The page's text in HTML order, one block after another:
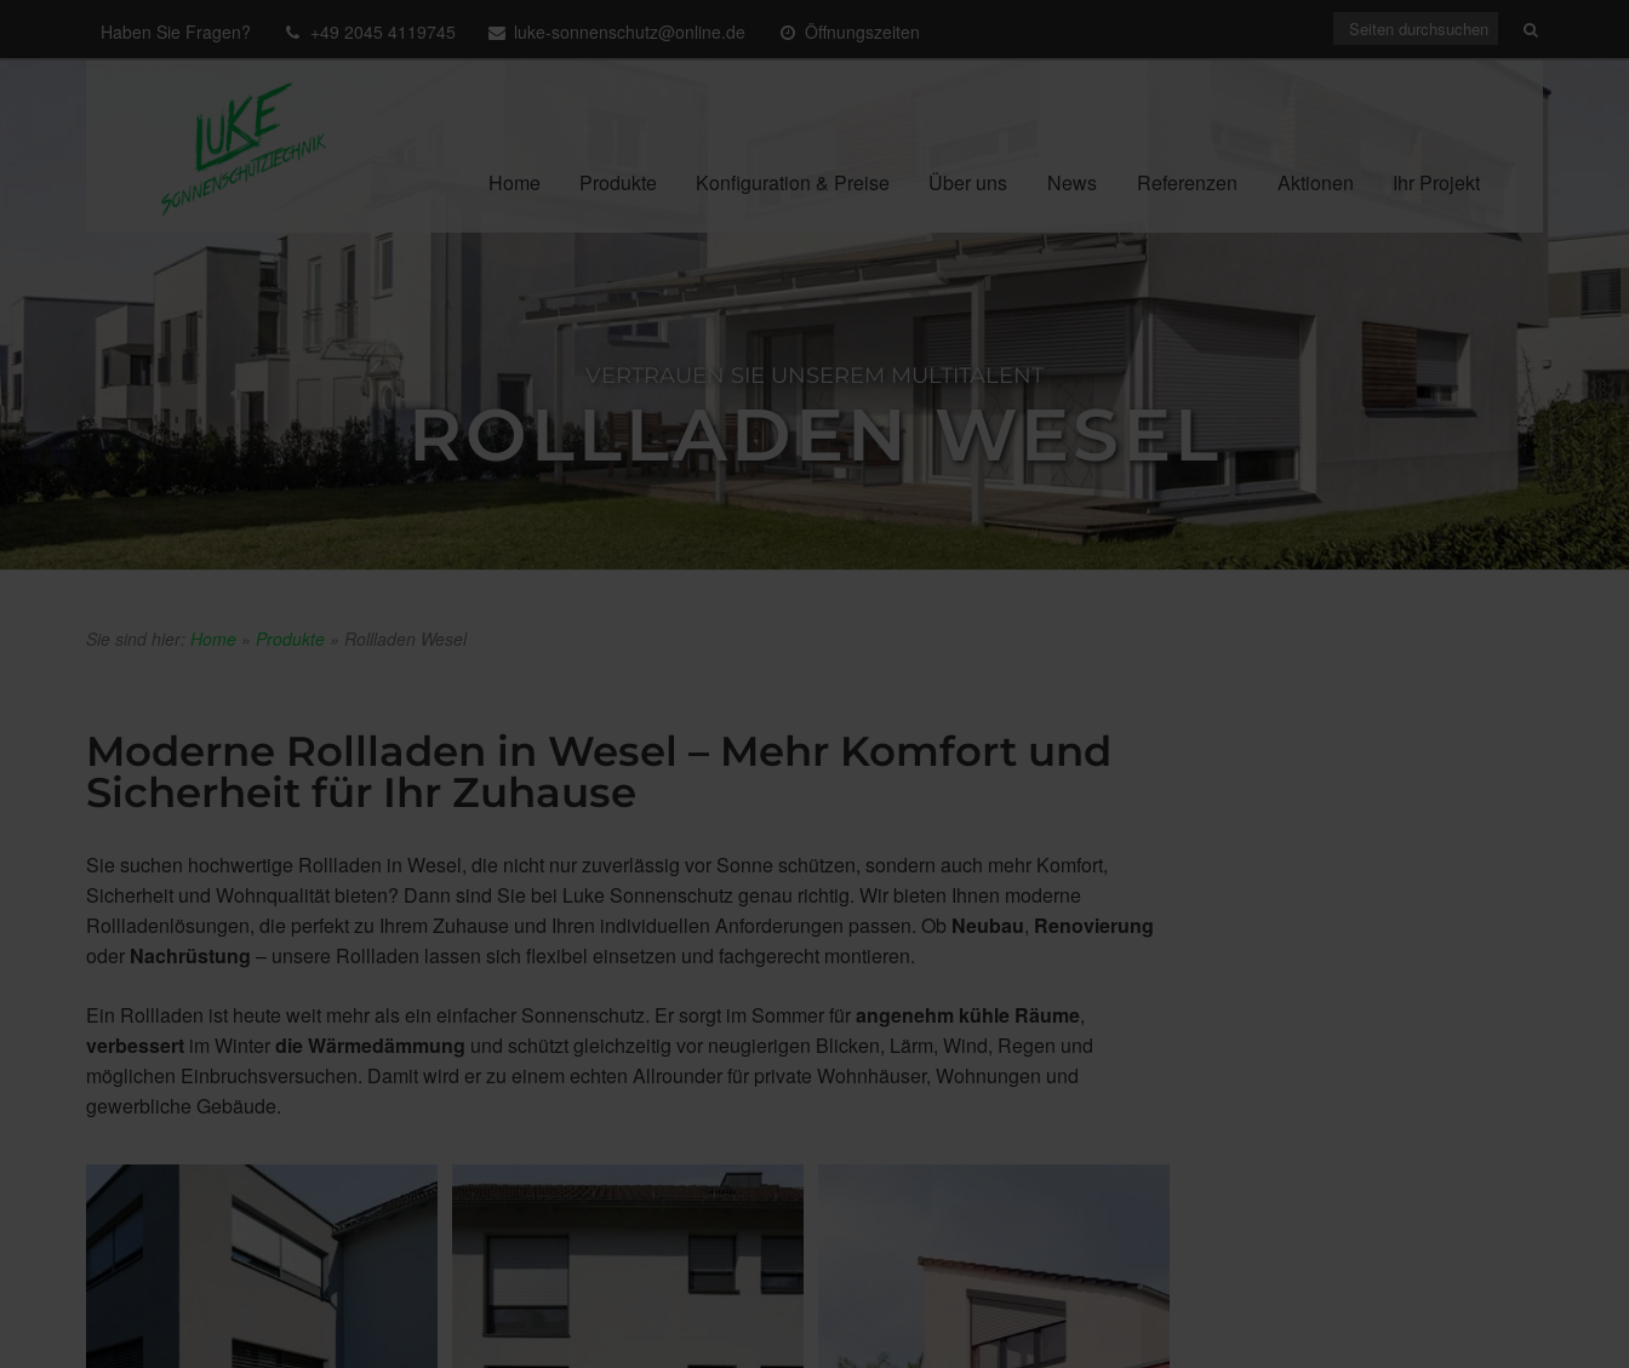
Haben Sie Fragen? +49 2045 4119745 luke-sonnenschutz@online.de Öffnungszeiten
Home Produkte Konfiguration & Preise Über uns News Referenzen Aktionen Ihr Projekt
VERTRAUEN SIE UNSEREM MULTITALENT
ROLLLADEN WESEL
Sie sind hier: Home » Produkte » Rollladen Wesel
Moderne Rollladen in Wesel – Mehr Komfort und
Sicherheit für Ihr Zuhause
Sie suchen hochwertige Rollladen in Wesel, die nicht nur zuverlässig vor Sonne schützen, sondern auch mehr Komfort,
Sicherheit und Wohnqualität bieten? Dann sind Sie bei Luke Sonnenschutz genau richtig. Wir bieten Ihnen moderne
Rollladenlösungen, die perfekt zu Ihrem Zuhause und Ihren individuellen Anforderungen passen. Ob Neubau, Renovierung
oder Nachrüstung – unsere Rollladen lassen sich flexibel einsetzen und fachgerecht montieren.
Ein Rollladen ist heute weit mehr als ein einfacher Sonnenschutz. Er sorgt im Sommer fürangenehm kühle Räume,
verbessert im Winterdie Wärmedämmung und schützt gleichzeitig vor neugierigen Blicken, Lärm, Wind, Regen und
möglichen Einbruchsversuchen. Damit wird er zu einem echten Allrounder für private Wohnhäuser, Wohnungen und
gewerbliche Gebäude.